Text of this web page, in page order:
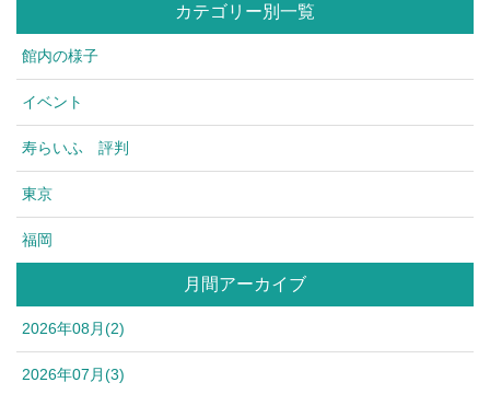
カテゴリー別一覧
館内の様子
イベント
寿らいふ 評判
東京
福岡
月間アーカイブ
2026年08月(2)
2026年07月(3)